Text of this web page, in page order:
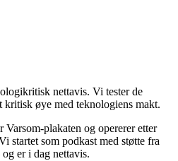
nettavis. Vi tester de
kritisk øye med teknologiens makt.
plakaten og opererer etter
startet som podkast med støtte fra
er i dag nettavis.